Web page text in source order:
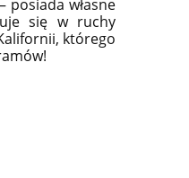
– posiada własne
się w ruchy
którego